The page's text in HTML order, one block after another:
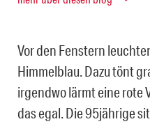
Vor den Fenstern
Himmelblau. Dazu tönt
irgendwo lärmt eine rote
das egal. Die 95jährige